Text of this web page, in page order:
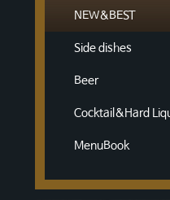
NEW&BEST
Side dishes
Beer
Cocktail&Hard
MenuBook